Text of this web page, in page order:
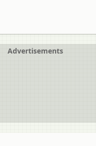
Advertisements